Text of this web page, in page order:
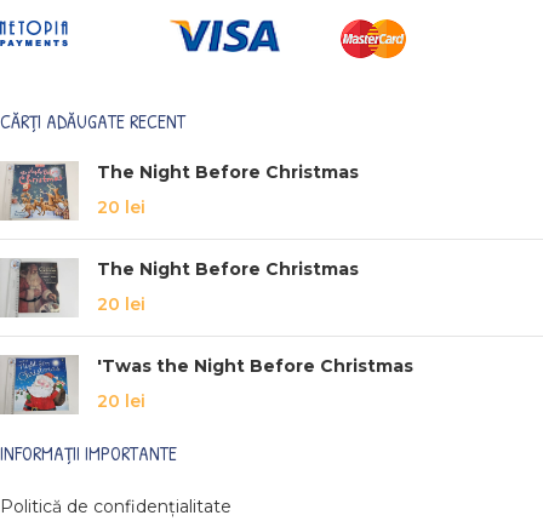
CĂRȚI ADĂUGATE RECENT
The Night Before Christmas
20 lei
The Night Before Christmas
20 lei
'Twas the Night Before Christmas
20 lei
INFORMAȚII IMPORTANTE
Politică de confidențialitate